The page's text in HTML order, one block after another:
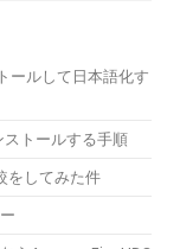
ールして日本語化す
ストールする手順
をしてみた件